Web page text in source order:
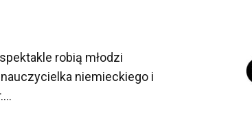
robią młodzi
niemieckiego i